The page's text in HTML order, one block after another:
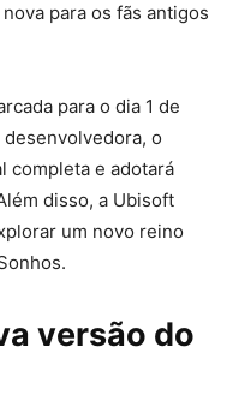
para os fãs antigos
para o dia 1 de
o
completa e adotará
disso, a Ubisoft
um novo reino
versão do